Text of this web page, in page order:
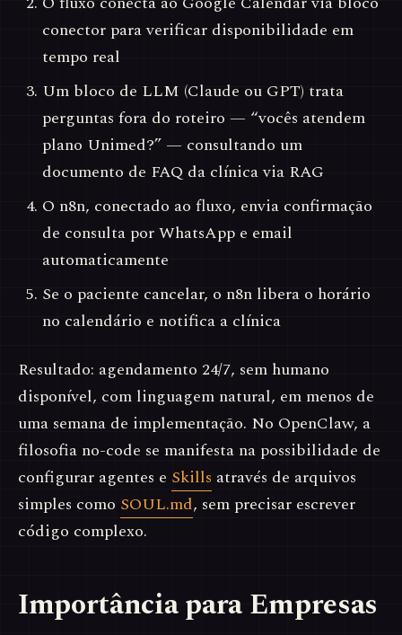
conector para verificar disponibilidade em
tempo real
Um bloco de LLM (Claude ou GPT) trata
perguntas fora do roteiro — “vocês atendem
plano Unimed?” — consultando um
documento de FAQ da clínica via RAG
O n8n, conectado ao fluxo, envia confirmação
de consulta por WhatsApp e email
automaticamente
Se o paciente cancelar, o n8n libera o horário
no calendário e notifica a clínica
Resultado: agendamento 24/7, sem humano
disponível, com linguagem natural, em menos de
uma semana de implementação. No OpenClaw, a
filosofia no-code se manifesta na possibilidade de
configurar agentes e Skills através de arquivos
simples como SOUL.md, sem precisar escrever
código complexo.
Importância para Empresas